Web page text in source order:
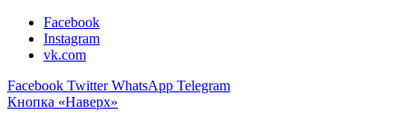
Facebook
Instagram
vk.com
Facebook Twitter WhatsApp Telegram
Кнопка «Наверх»